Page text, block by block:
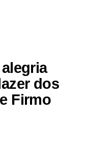
dos
Firmo